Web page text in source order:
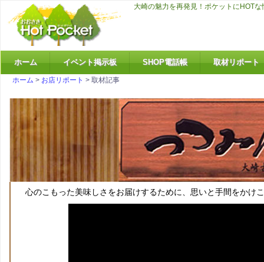
大崎の魅力を再発見！ポケットにHOT
ホーム イベント掲示板 SHOP電話帳 取材リポート
ホーム > お店リポート > 取材記事